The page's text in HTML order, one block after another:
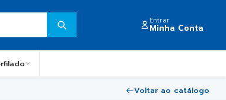
Entrar
Minha Conta
Voltar ao catálogo